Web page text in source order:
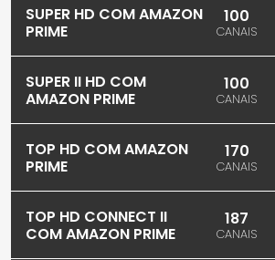
SUPER HD COM AMAZON
PRIME
100
CANAIS
SUPER II HD COM
AMAZON PRIME
100
CANAIS
TOP HD COM AMAZON
PRIME
170
CANAIS
TOP HD CONNECT II
COM AMAZON PRIME
187
CANAIS